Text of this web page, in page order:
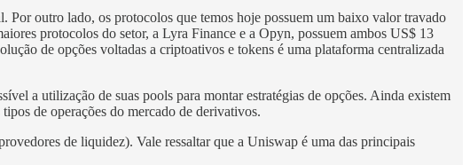
outro lado, os protocolos que temos hoje possuem um baixo valor travado
protocolos do setor, a Lyra Finance e a Opyn, possuem ambos US$ 13
de opções voltadas a criptoativos e tokens é uma plataforma centralizada
a utilização de suas pools para montar estratégias de opções. Ainda existem
de operações do mercado de derivativos.
de liquidez). Vale ressaltar que a Uniswap é uma das principais